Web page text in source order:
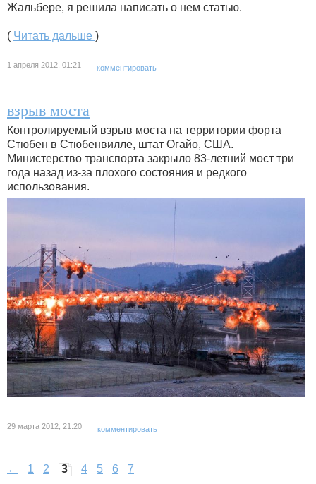
Жальбере, я решила написать о нем статью.
( Читать дальше )
1 апреля 2012, 01:21 комментировать
взрыв моста
Контролируемый взрыв моста на территории форта
Стюбен в Стюбенвилле, штат Огайо, США.
Министерство транспорта закрыло 83-летний мост три
года назад из-за плохого состояния и редкого
использования.
29 марта 2012, 21:20 комментировать
← 1 2 3 4 5 6 7